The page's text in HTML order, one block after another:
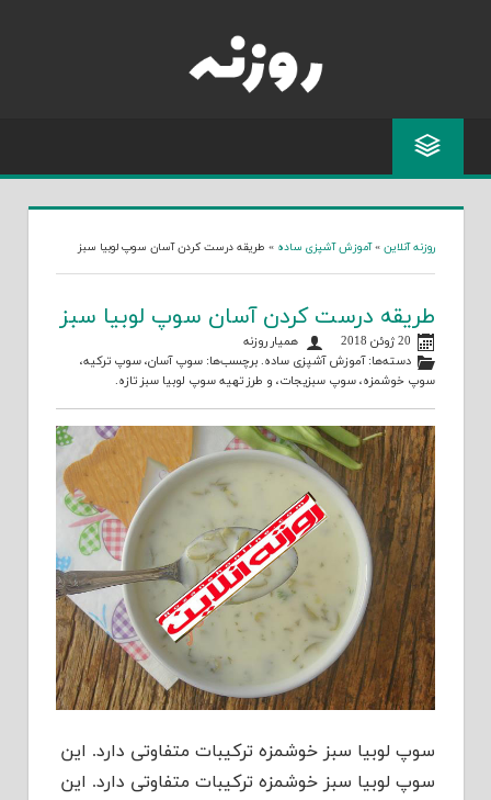
روزنه آنلاین »آموزش آشپزی ساده » طریقه درست کردن آسان سوپ لوبیا سبز
طریقه درست کردن آسان سوپ لوبیا سبز
20 ژوئن 2018
همیار روزنه
دسته‌ها:آموزش آشپزی ساده. برچسب‌ها:سوپ آسان،سوپ ترکیه،
سوپ خوشمزه، سوپ سبزیجات، و طرز تهیه سوپ لوبیا سبز تازه.
سوپ لوبیا سبز خوشمزه ترکیبات متفاوتی دارد. این
سوپ لوبیا سبز خوشمزه ترکیبات متفاوتی دارد. این